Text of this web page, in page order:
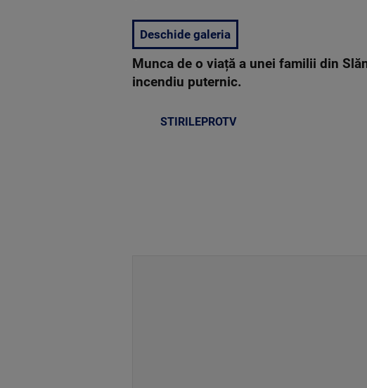
Deschide galeria
Munca de o viață a unei familii din
incendiu puternic.
STIRILEPROTV